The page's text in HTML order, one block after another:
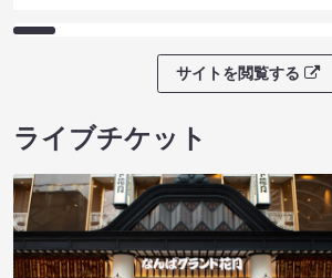
サイトを閲覧する
ライブチケット